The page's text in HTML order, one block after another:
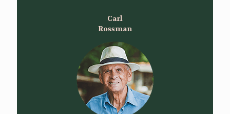
Carl
Rossman